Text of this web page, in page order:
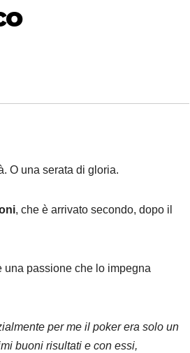
O una serata di gloria.
, che è arrivato secondo, dopo il
una passione che lo impegna
per me il poker era solo un
buoni risultati e con essi,